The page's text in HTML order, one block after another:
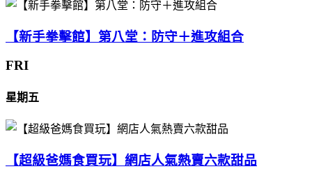
【新手拳擊館】第八堂：防守＋進攻組合
FRI
星期五
【超級爸媽食買玩】網店人氣熱賣六款甜品